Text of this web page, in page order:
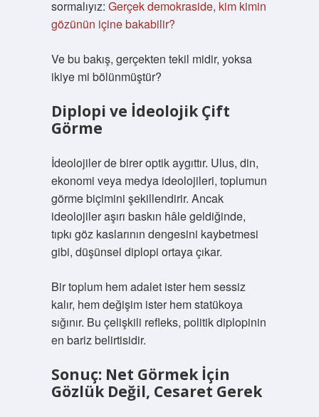
sormalıyız: Gerçek demokraside, kim kimin
gözünün içine bakabilir?
Ve bu bakış, gerçekten tekil midir, yoksa
ikiye mi bölünmüştür?
Diplopi ve İdeolojik Çift
Görme
İdeolojiler de birer optik aygıttır. Ulus, din,
ekonomi veya medya ideolojileri, toplumun
görme biçimini şekillendirir. Ancak
ideolojiler aşırı baskın hâle geldiğinde,
tıpkı göz kaslarının dengesini kaybetmesi
gibi, düşünsel diplopi ortaya çıkar.
Bir toplum hem adalet ister hem sessiz
kalır, hem değişim ister hem statükoya
sığınır. Bu çelişkili refleks, politik diplopinin
en bariz belirtisidir.
Sonuç: Net Görmek İçin
Gözlük Değil, Cesaret Gerek